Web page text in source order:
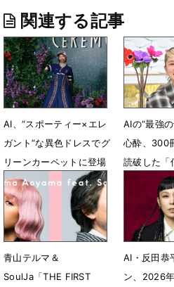
関連する記事
AI、“スポーティー×エレ
ガント”な異色ドレスでグ
リーンカーペットに登場
6月10日 16時51分
AIの“最強
心酔、300
読破した「
2月27日
青山テルマ＆
SoulJa「THE FIRST
AI・反田恭
ン、2026